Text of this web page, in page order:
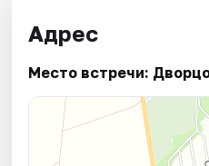
Адрес
Место встречи: